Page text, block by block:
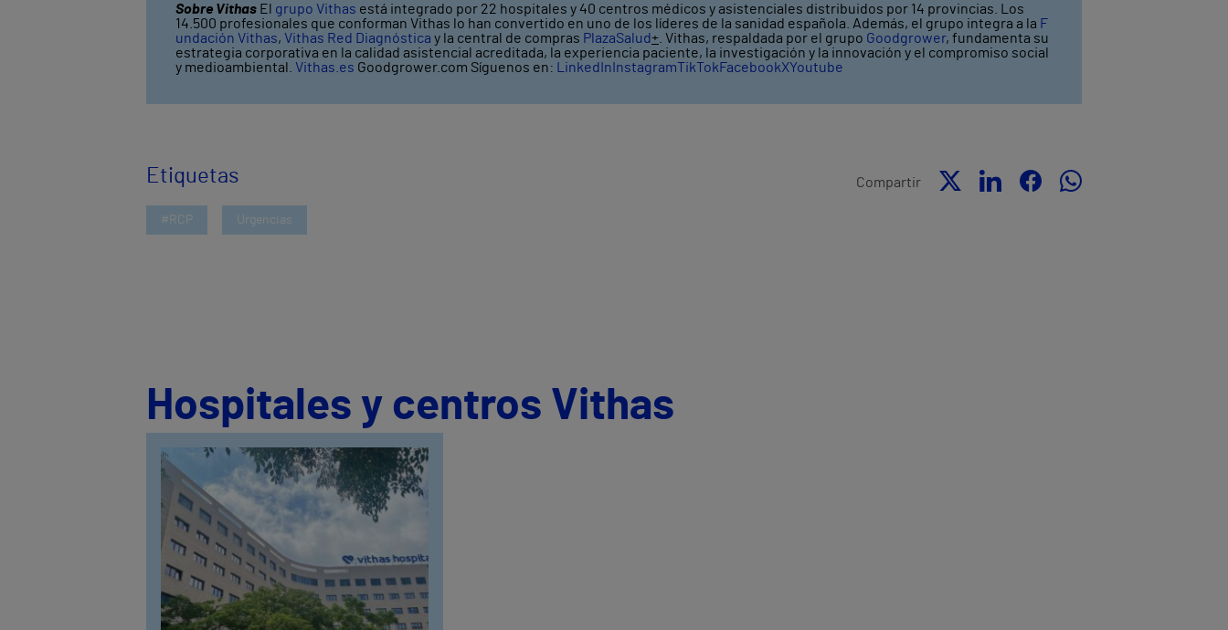
Sobre Vithas El grupo Vithas está integrado por 22 hospitales y 40 centros médicos y asistenciales distribuidos por 14 provincias. Los
14.500 profesionales que conforman Vithas lo han convertido en uno de los líderes de la sanidad española. Además, el grupo integra a la F
undación Vithas, Vithas Red Diagnóstica y la central de compras PlazaSalud+ . Vithas, respaldada por el grupo Goodgrower, fundamenta su
estrategia corporativa en la calidad asistencial acreditada, la experiencia paciente, la investigación y la innovación y el compromiso social
y medioambiental. Vithas.es Goodgrower.com Síguenos en: LinkedIn InstagramTikTokFacebookXYoutube
Compartir
Etiquetas
#RCP Urgencias
Hospitales y centros Vithas